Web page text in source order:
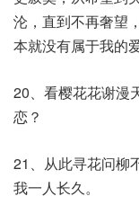
沦，直到不再奢望
本就没有属于我的爱
20、看樱花花谢漫
恋？
21、从此寻花问柳
我一人长久。